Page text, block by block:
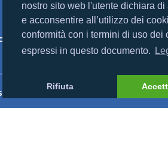
nostro sito web l'utente dichiara di
e acconsentire all’utilizzo dei
conformità con i termini di uso dei
espressi in questo documento.
Rifiuta
Mondomaldive
Chi siamo